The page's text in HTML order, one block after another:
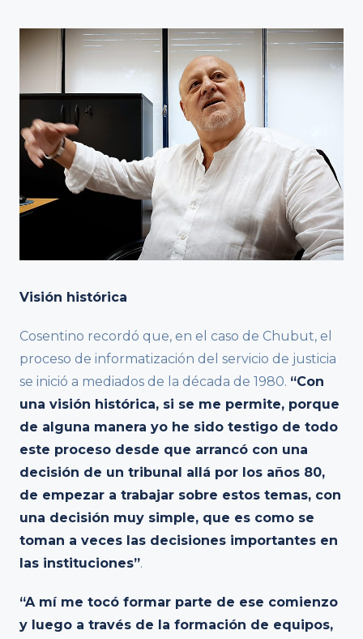
Visión histórica
Cosentino recordó que, en el caso de Chubut, el
proceso de informatización del servicio de justicia
se inició a mediados de la década de 1980. “Con
una visión histórica, si se me permite, porque
de alguna manera yo he sido testigo de todo
este proceso desde que arrancó con una
decisión de un tribunal allá por los años 80,
de empezar a trabajar sobre estos temas, con
una decisión muy simple, que es como se
toman a veces las decisiones importantes en
las instituciones”.
“A mí me tocó formar parte de ese comienzo
y luego a través de la formación de equipos,